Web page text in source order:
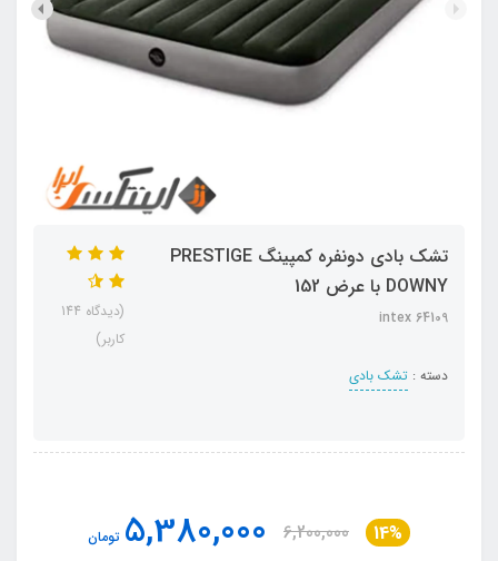
تشک بادی دونفره کمپینگ PRESTIGE
DOWNY با عرض 152
intex 64109
دسته : تشک بادی
(دیدگاه 144
کاربر)
14%
6,200,000
5,380,000 تومان